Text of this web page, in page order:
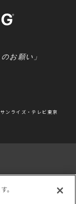
お願い」
ンライズ・テレビ東京
す。
。